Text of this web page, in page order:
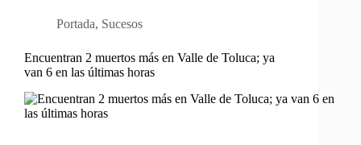
Portada, Sucesos
Encuentran 2 muertos más en Valle de Toluca; ya
van 6 en las últimas horas